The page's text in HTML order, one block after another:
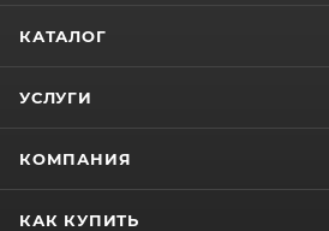
КАТАЛОГ
УСЛУГИ
КОМПАНИЯ
КАК КУПИТЬ